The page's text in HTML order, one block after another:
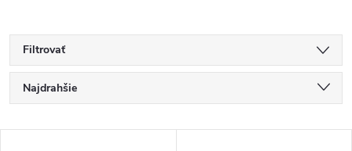
Filtrovať
R
a
Najdrahšie